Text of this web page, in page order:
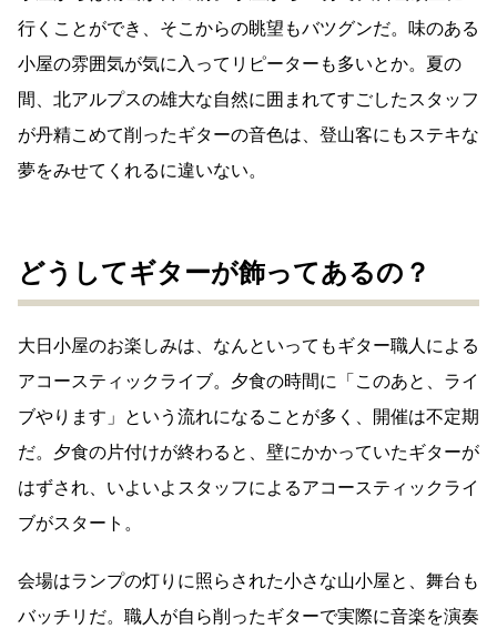
行くことができ、そこからの眺望もバツグンだ。味のある
小屋の雰囲気が気に入ってリピーターも多いとか。夏の
間、北アルプスの雄大な自然に囲まれてすごしたスタッフ
が丹精こめて削ったギターの音色は、登山客にもステキな
夢をみせてくれるに違いない。
どうしてギターが飾ってあるの？
大日小屋のお楽しみは、なんといってもギター職人による
アコースティックライブ。夕食の時間に「このあと、ライ
ブやります」という流れになることが多く、開催は不定期
だ。夕食の片付けが終わると、壁にかかっていたギターが
はずされ、いよいよスタッフによるアコースティックライ
ブがスタート。
会場はランプの灯りに照らされた小さな山小屋と、舞台も
バッチリだ。職人が自ら削ったギターで実際に音楽を演奏